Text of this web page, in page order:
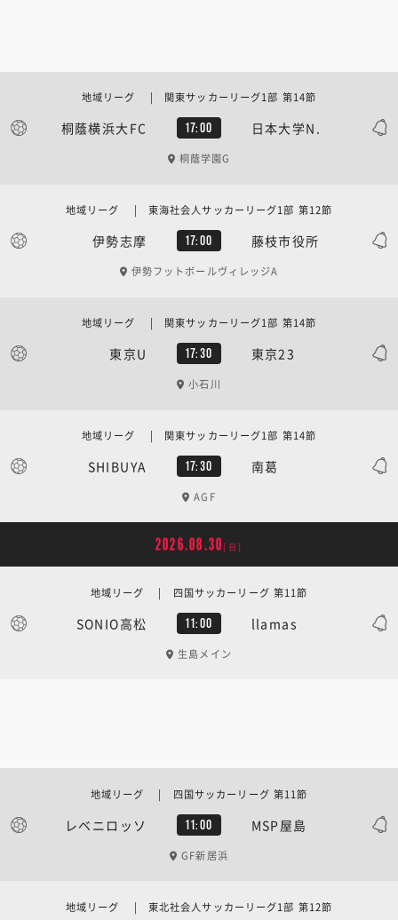
桐蔭横浜大FC 17:00 日本大学N.
地域リーグ | 関東サッカーリーグ1部 第14節
桐蔭学園G
伊勢志摩 17:00 藤枝市役所
地域リーグ | 東海社会人サッカーリーグ1部 第12節
伊勢フットボールヴィレッジA
東京U 17:30 東京23
地域リーグ | 関東サッカーリーグ1部 第14節
小石川
SHIBUYA 17:30 南葛
地域リーグ | 関東サッカーリーグ1部 第14節
AGF
2026.08.30 [日]
SONIO高松 11:00 llamas
地域リーグ | 四国サッカーリーグ 第11節
生島メイン
レベニロッソ 11:00 MSP屋島
地域リーグ | 四国サッカーリーグ 第11節
GF新居浜
地域リーグ | 東北社会人サッカーリーグ1部 第12節